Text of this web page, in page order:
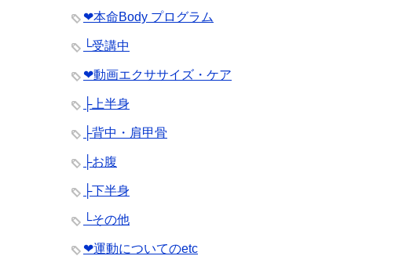
❤︎本命Body プログラム
└受講中
❤︎動画エクササイズ・ケア
├上半身
├背中・肩甲骨
├お腹
├下半身
└その他
❤︎運動についてのetc